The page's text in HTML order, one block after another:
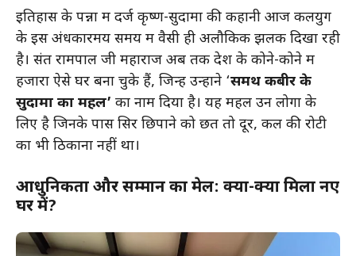
इतिहास के पन्नों में दर्ज कृष्ण-सुदामा की कहानी आज कलयुग
के इस अंधकारमय समय में वैसी ही अलौकिक झलक दिखा रही
है। संत रामपाल जी महाराज अब तक देश के कोने-कोने में
हजारों ऐसे घर बना चुके हैं, जिन्हें उन्होंने ‘समर्थ कबीर के
सुदामा का महल’ का नाम दिया है। यह महल उन लोगों के
लिए है जिनके पास सिर छिपाने को छत तो दूर, कल की रोटी
का भी ठिकाना नहीं था।
आधुनिकता और सम्मान का मेल: क्या-क्या मिला नए
घर में?